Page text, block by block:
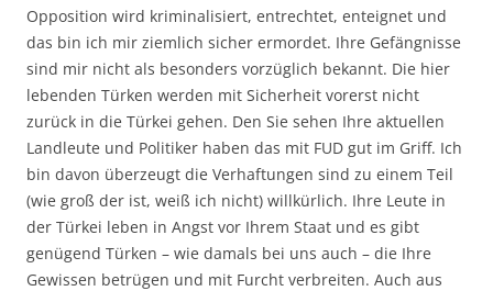
Opposition wird kriminalisiert, entrechtet, enteignet und
das bin ich mir ziemlich sicher ermordet. Ihre Gefängnisse
sind mir nicht als besonders vorzüglich bekannt. Die hier
lebenden Türken werden mit Sicherheit vorerst nicht
zurück in die Türkei gehen. Den Sie sehen Ihre aktuellen
Landleute und Politiker haben das mit FUD gut im Griff. Ich
bin davon überzeugt die Verhaftungen sind zu einem Teil
(wie groß der ist, weiß ich nicht) willkürlich. Ihre Leute in
der Türkei leben in Angst vor Ihrem Staat und es gibt
genügend Türken – wie damals bei uns auch – die Ihre
Gewissen betrügen und mit Furcht verbreiten. Auch aus